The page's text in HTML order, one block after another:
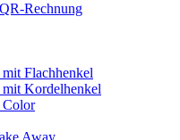
Rechnung
mit Flachhenkel
mit Kordelhenkel
Color